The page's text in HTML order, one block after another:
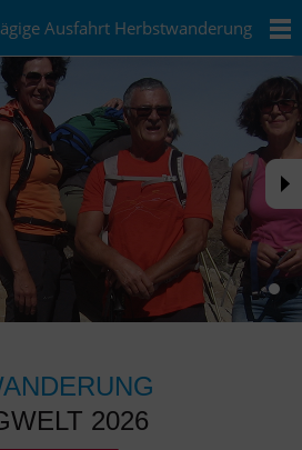
Ausfahrt Herbstwanderung
2026